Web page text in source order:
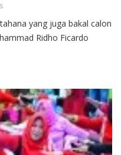
yang juga bakal calon
Ridho Ficardo